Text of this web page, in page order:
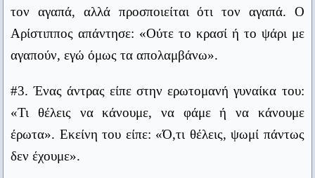
Δηλαδή, θα κάνετε ένα πλοίο να πλεύσει αντίθετα στον άνεμο
κατάστρωμα; Σας παρακαλώ, δεν θέλω να χάνω το χρόνο μου
Ναπολέων Βοναπάρτης (αναφερόμενος στην εφεύρεση του
ατμόπλοιου)
Φόβου τους Δαναούς και δώρα φέροντες.
#8. Ο Διογένης ζητούσε ελεημοσύνη από ένα
άγαλμα. Όταν τον ρώτησαν γιατί κάνει κάτι τέτοιο
απάντησε: «Εξασκούμαι στο να μην
απογοητεύομαι από την αναισθησία των
ανθρώπων».
#9. Επέστρεφε ο Διογένης από τους Ολυμπιακούς
αγώνες και ένας τον ρώτησε, αν ήταν εκεί πολύς
τον αγαπά, αλλά προσποιείται ότι τον αγαπά. Ο
Αρίστιππος απάντησε: «Ούτε το κρασί ή το ψάρι με
αγαπούν, εγώ όμως τα απολαμβάνω».
#3. Ένας άντρας είπε στην ερωτομανή γυναίκα του:
«Τι θέλεις να κάνουμε, να φάμε ή να κάνουμε
έρωτα». Εκείνη του είπε: «Ό,τι θέλεις, ψωμί πάντως
δεν έχουμε».